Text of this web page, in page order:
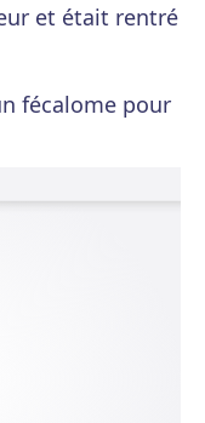
et était rentré
fécalome pour